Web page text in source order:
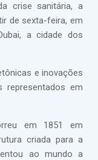
crise sanitária, a
de sexta-feira, em
a cidade dos
e inovações
representados em
em 1851 em
criada para a
ao mundo a